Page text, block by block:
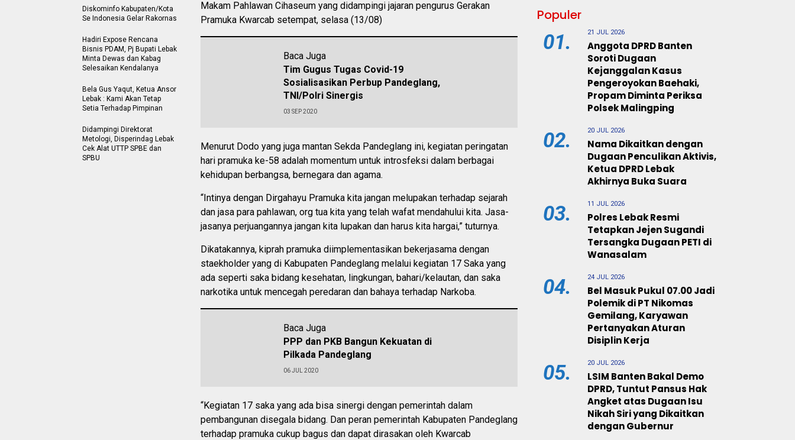
Makam Pahlawan Cihaseum yang didampingi jajaran pengurus Gerakan
Pramuka Kwarcab setempat, selasa (13/08)
Baca Juga
Tim Gugus Tugas Covid-19
Sosialisasikan Perbup Pandeglang,
TNI/Polri Sinergis
03 SEP 2020
Menurut Dodo yang juga mantan Sekda Pandeglang ini, kegiatan peringatan
hari pramuka ke-58 adalah momentum untuk introsfeksi dalam berbagai
kehidupan berbangsa, bernegara dan agama.
“Intinya dengan Dirgahayu Pramuka kita jangan melupakan terhadap sejarah
dan jasa para pahlawan, org tua kita yang telah wafat mendahului kita. Jasa-
jasanya perjuangannya jangan kita lupakan dan harus kita hargai,” tuturnya.
Dikatakannya, kiprah pramuka diimplementasikan bekerjasama dengan
staekholder yang di Kabupaten Pandeglang melalui kegiatan 17 Saka yang
ada seperti saka bidang kesehatan, lingkungan, bahari/kelautan, dan saka
narkotika untuk mencegah peredaran dan bahaya terhadap Narkoba.
Baca Juga
PPP dan PKB Bangun Kekuatan di
Pilkada Pandeglang
06 JUL 2020
“Kegiatan 17 saka yang ada bisa sinergi dengan pemerintah dalam
pembangunan disegala bidang. Dan peran pemerintah Kabupaten Pandeglang
terhadap pramuka cukup bagus dan dapat dirasakan oleh Kwarcab
Diskominfo Kabupaten/Kota
Se Indonesia Gelar Rakornas
Hadiri Expose Rencana
Bisnis PDAM, Pj Bupati Lebak
Minta Dewas dan Kabag
Selesaikan Kendalanya
Bela Gus Yaqut, Ketua Ansor
Lebak : Kami Akan Tetap
Setia Terhadap Pimpinan
Didampingi Direktorat
Metologi, Disperindag Lebak
Cek Alat UTTP SPBE dan
SPBU
Populer
01. 21 JUL 2026
Anggota DPRD Banten
Soroti Dugaan
Kejanggalan Kasus
Pengeroyokan Baehaki,
Propam Diminta Periksa
Polsek Malingping
02. 20 JUL 2026
Nama Dikaitkan dengan
Dugaan Penculikan Aktivis,
Ketua DPRD Lebak
Akhirnya Buka Suara
03. 11 JUL 2026
Polres Lebak Resmi
Tetapkan Jejen Sugandi
Tersangka Dugaan PETI di
Wanasalam
04. 24 JUL 2026
Bel Masuk Pukul 07.00 Jadi
Polemik di PT Nikomas
Gemilang, Karyawan
Pertanyakan Aturan
Disiplin Kerja
05. 20 JUL 2026
LSIM Banten Bakal Demo
DPRD, Tuntut Pansus Hak
Angket atas Dugaan Isu
Nikah Siri yang Dikaitkan
dengan Gubernur